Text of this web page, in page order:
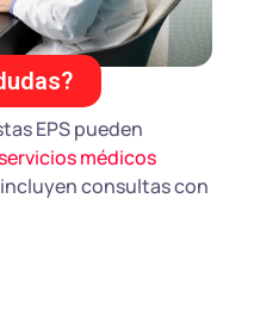
EPS pueden
médicos
incluyen consultas con